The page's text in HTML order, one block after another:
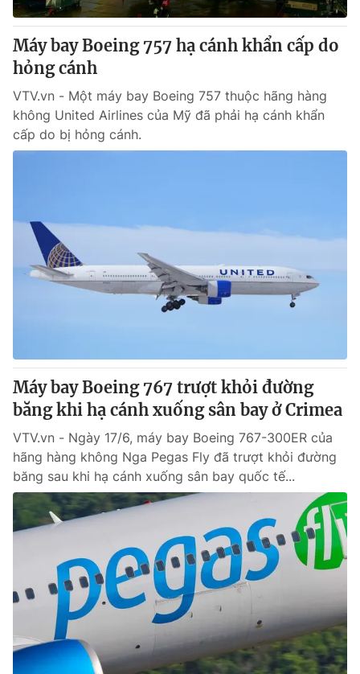
VTV4 Vươn mình bằng AI
VTV9 VTV8
Liên hệ tòa soạn English
Theo dõi báo trên
Cơ quan chủ quản:Đài Truyền hình Việt Nam
Thời báo VTV
Tổng Biên tập:Vũ Thanh Thủy
Phó Tổng Biên tập:Nguyễn Thị Mỹ Hạnh, Phạm Quốc Thắng,
Nguyễn Trọng Ninh
Ðiện thoại Thời báo VTV:
024.66 897 897
Email: toasoan@vtv.vn
Liên hệ quảng cáo:024-7300.7108
Máy bay Boeing 757 hạ cánh khẩn cấp do
hỏng cánh
VTV.vn - Một máy bay Boeing 757 thuộc hãng hàng
không United Airlines của Mỹ đã phải hạ cánh khẩn
cấp do bị hỏng cánh.
Máy bay Boeing 767 trượt khỏi đường
băng khi hạ cánh xuống sân bay ở Crimea
VTV.vn - Ngày 17/6, máy bay Boeing 767-300ER của
hãng hàng không Nga Pegas Fly đã trượt khỏi đường
băng sau khi hạ cánh xuống sân bay quốc tế...